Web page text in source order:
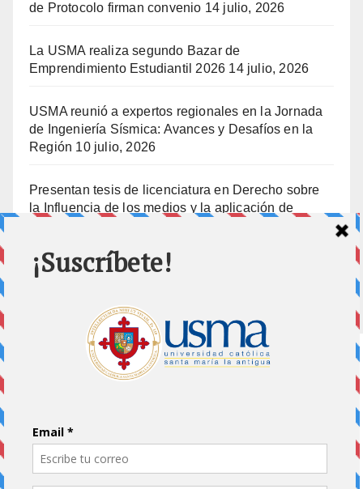
de Protocolo firman convenio 14 julio, 2026
La USMA realiza segundo Bazar de
Emprendimiento Estudiantil 2026 14 julio, 2026
USMA reunió a expertos regionales en la Jornada
de Ingeniería Sísmica: Avances y Desafíos en la
Región 10 julio, 2026
Presentan tesis de licenciatura en Derecho sobre
la Influencia de los medios y la aplicación de